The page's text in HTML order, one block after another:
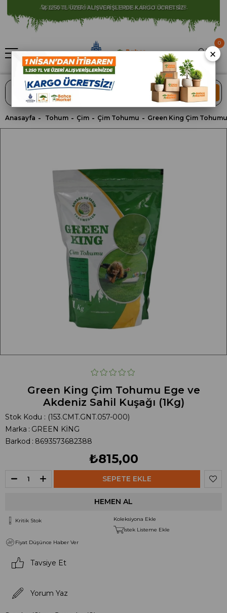
⚠️ SATIŞLARIMIZ YALNIZCA İSTANBUL İLİ İLE SINIRLIDIR.
ARA
0
Anasayfa Tohum Çim Çim Tohumu
Green King Çim Tohumu Ege ve
Akdeniz Sahil Kuşağı (1Kg)
Stok Kodu
(153.CMT.GNT.057-000)
Marka : GREEN KİNG
Barkod : 8693573682388
₺815,00
Kritik Stok
Koleksiyona Ekle
İstek Listeme Ekle
Fiyat Düşünce Haber Ver
Tavsiye Et
Yorum Yaz
×